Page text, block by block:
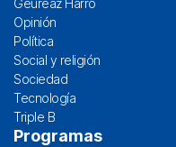
Opinión
Política
Social y religión
Sociedad
Tecnología
Triple B
Programas